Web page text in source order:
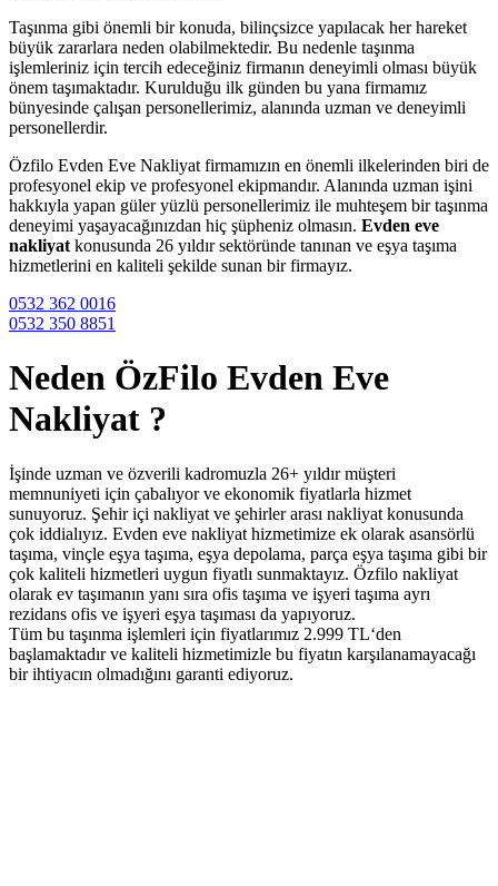
Taşınma gibi önemli bir konuda, bilinçsizce yapılacak her hareket
büyük zararlara neden olabilmektedir. Bu nedenle taşınma
işlemleriniz için tercih edeceğiniz firmanın deneyimli olması büyük
önem taşımaktadır. Kurulduğu ilk günden bu yana firmamız
bünyesinde çalışan personellerimiz, alanında uzman ve deneyimli
personellerdir.
Özfilo Evden Eve Nakliyat firmamızın en önemli ilkelerinden biri de
profesyonel ekip ve profesyonel ekipmandır. Alanında uzman işini
hakkıyla yapan güler yüzlü personellerimiz ile muhteşem bir taşınma
deneyimi yaşayacağınızdan hiç şüpheniz olmasın. Evden eve
nakliyat konusunda 26 yıldır sektöründe tanınan ve eşya taşıma
hizmetlerini en kaliteli şekilde sunan bir firmayız.
0532 362 0016
0532 350 8851
Neden ÖzFilo Evden Eve
Nakliyat ?
İşinde uzman ve özverili kadromuzla 26+ yıldır müşteri
memnuniyeti için çabalıyor ve ekonomik fiyatlarla hizmet
sunuyoruz. Şehir içi nakliyat ve şehirler arası nakliyat konusunda
çok iddialıyız. Evden eve nakliyat hizmetimize ek olarak asansörlü
taşıma, vinçle eşya taşıma, eşya depolama, parça eşya taşıma gibi bir
çok kaliteli hizmetleri uygun fiyatlı sunmaktayız. Özfilo nakliyat
olarak ev taşımanın yanı sıra ofis taşıma ve işyeri taşıma ayrı
rezidans ofis ve işyeri eşya taşıması da yapıyoruz.
Tüm bu taşınma işlemleri için fiyatlarımız 2.999 TL‘den
başlamaktadır ve kaliteli hizmetimizle bu fiyatın karşılanamayacağı
bir ihtiyacın olmadığını garanti ediyoruz.